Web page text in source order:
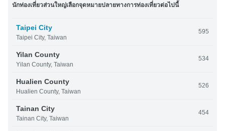
นักท่องเที่ยวส่วนใหญ่เลือกจุดหมายปลายทางการท่องเที่ยวต่อไปนี้
Taipei City
Taipei City, Taiwan
595
Yilan County
Yilan County, Taiwan
534
Hualien County
Hualien County, Taiwan
526
Tainan City
Tainan City, Taiwan
454